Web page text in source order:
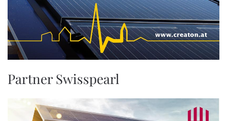
Partner Swisspearl